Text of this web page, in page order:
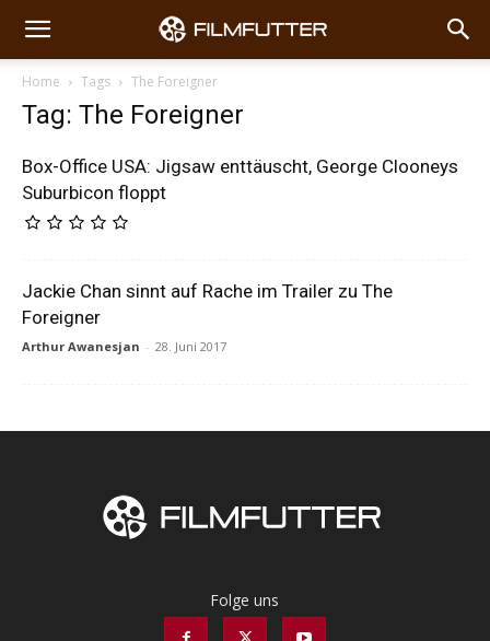
Home Tags The Foreigner
Tag: The Foreigner
Box-Office USA: Jigsaw enttäuscht, George Clooneys
Suburbicon floppt
Jackie Chan sinnt auf Rache im Trailer zu The
Foreigner
Arthur Awanesjan - 28. Juni 2017
Folge uns